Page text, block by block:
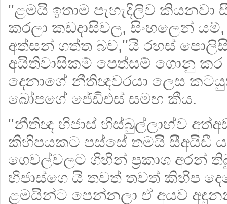
''ළමයි ඉතාම පැහැදිලිව කියනවා
කරලා කඩදාසිවල, සිංහලෙන්
අත්සන් ගත්ත බව,''යි රහස්
අයිතිවාසිකම් පෙත්සම් ගොනු
දෙනාගේ නීතිඥවරයා ලෙස
බෝපගේ ජේඩීඑස් සමඟ කීය.
''නීතිඥ හිජාස් හිස්බුල්ලාහ්ව
කිහිපයකට පස්සේ තමයි සීඅයිඩී
ගෙවල්වලට ගිහින් ප්‍රකාශ අරන්
හිජාස්ගෙ යි තවත් තවත් කිහිප
ළමයින්ට පෙන්නලා ඒ අයව